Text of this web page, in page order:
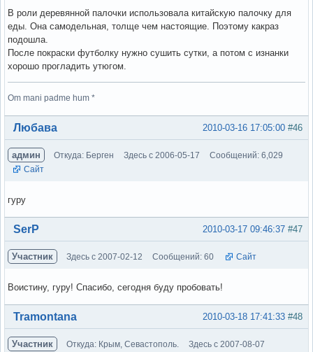
В роли деревянной палочки использовала китайскую палочку для
еды. Она самодельная, толще чем настоящие. Поэтому какраз
подошла.
После покраски футболку нужно сушить сутки, а потом с изнанки
хорошо прогладить утюгом.
Om mani padme hum *
Вне форума #46
2010-03-16 17:05:00
Любава
админ Откуда: Берген Здесь с 2006-05-17
Сообщений: 6,029
Сайт
гуру
Вне форума #47
2010-03-17 09:46:37
SerP
Участник Здесь с 2007-02-12 Сообщений: 60 Сайт
Воистину, гуру! Спасибо, сегодня буду пробовать!
Вне форума #48
2010-03-18 17:41:33
Tramontana
Участник Откуда: Крым, Севастополь.
Здесь с 2007-08-07